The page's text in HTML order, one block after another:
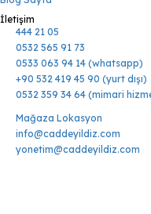
İletişim
444 21 05
0532 565 91 73
0533 063 94 14 (whatsapp)
+90 532 419 45 90 (yurt dışı)
0532 359 34 64 (mimari
Mağaza Lokasyon
info@caddeyildiz.com
yonetim@caddeyildiz.com